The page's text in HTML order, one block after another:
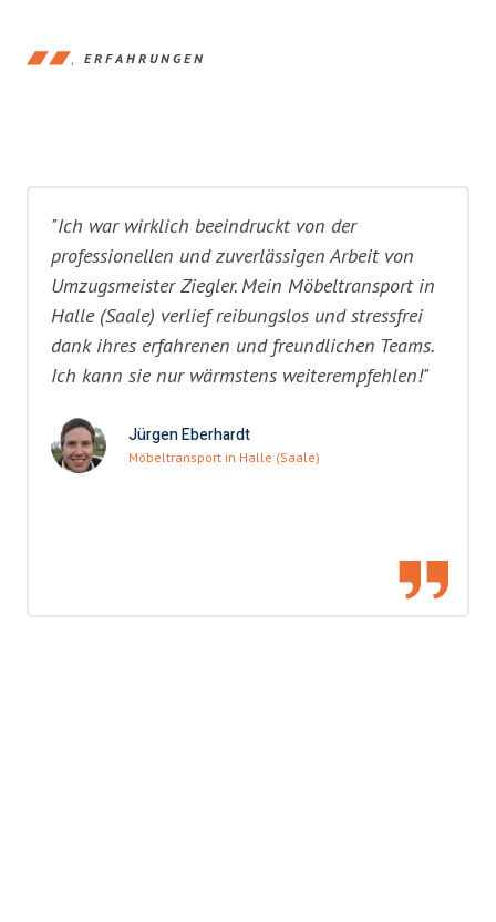
ERFAHRUNGEN
"Ich war wirklich beeindruckt von der
professionellen und zuverlässigen Arbeit von
Umzugsmeister Ziegler. Mein Möbeltransport in
Halle (Saale) verlief reibungslos und stressfrei
dank ihres erfahrenen und freundlichen Teams.
Ich kann sie nur wärmstens weiterempfehlen!"
Jürgen Eberhardt
Möbeltransport in Halle (Saale)